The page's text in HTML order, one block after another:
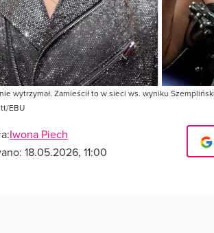
nie wytrzymał. Zamieścił to w sieci ws. wyniku
EBU
Iwona Piech
18.05.2026, 11:00